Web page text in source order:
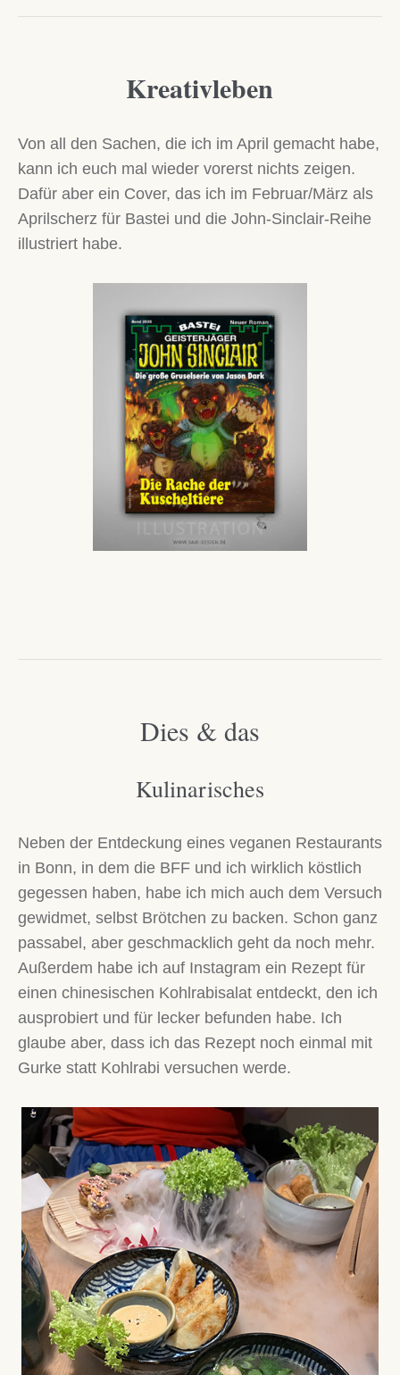
Kreativleben
Von all den Sachen, die ich im April gemacht habe,
kann ich euch mal wieder vorerst nichts zeigen.
Dafür aber ein Cover, das ich im Februar/März als
Aprilscherz für Bastei und die John-Sinclair-Reihe
illustriert habe.
Dies & das
Kulinarisches
Neben der Entdeckung eines veganen Restaurants
in Bonn, in dem die BFF und ich wirklich köstlich
gegessen haben, habe ich mich auch dem Versuch
gewidmet, selbst Brötchen zu backen. Schon ganz
passabel, aber geschmacklich geht da noch mehr.
Außerdem habe ich auf Instagram ein Rezept für
einen chinesischen Kohlrabisalat entdeckt, den ich
ausprobiert und für lecker befunden habe. Ich
glaube aber, dass ich das Rezept noch einmal mit
Gurke statt Kohlrabi versuchen werde.